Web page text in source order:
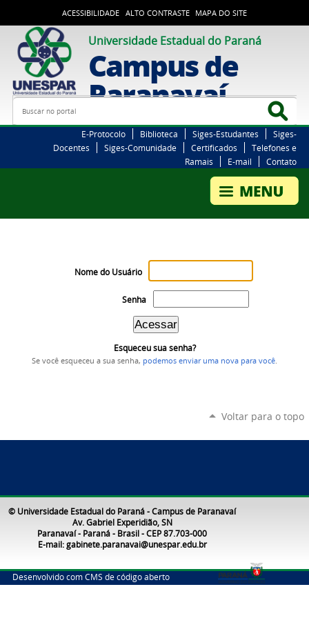
ACESSIBILIDADE ALTO CONTRASTE MAPA DO SITE
Universidade Estadual do Paraná
Campus de
Paranavaí
Busca
E-Protocolo Biblioteca Siges-Estudantes
Siges-
Docentes
Siges-Comunidade Certificados
Telefones e
Ramais
E-mail Contato
Nome do Usuário
Senha
Esqueceu sua senha?
Se você esqueceu a sua senha, podemos enviar uma nova para você
Voltar para o topo
© Universidade Estadual do Paraná - Campus de Paranavaí
Av. Gabriel Experidião, SN
Paranavaí - Paraná - Brasil - CEP 87.703-000
E-mail: gabinete.paranavai@unespar.edu.br
Desenvolvido com CMS de código aberto